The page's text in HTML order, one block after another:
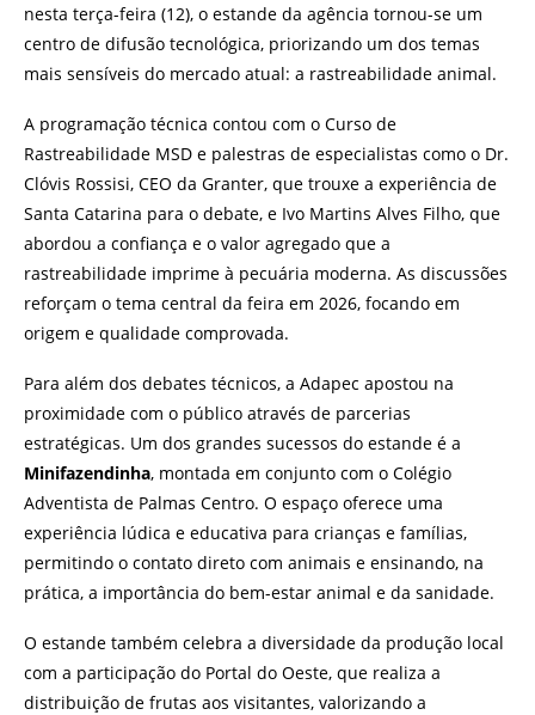
nesta terça-feira (12), o estande da agência tornou-se um
centro de difusão tecnológica, priorizando um dos temas
mais sensíveis do mercado atual: a rastreabilidade animal.
A programação técnica contou com o Curso de
Rastreabilidade MSD e palestras de especialistas como o Dr.
Clóvis Rossisi, CEO da Granter, que trouxe a experiência de
Santa Catarina para o debate, e Ivo Martins Alves Filho, que
abordou a confiança e o valor agregado que a
rastreabilidade imprime à pecuária moderna. As discussões
reforçam o tema central da feira em 2026, focando em
origem e qualidade comprovada.
Para além dos debates técnicos, a Adapec apostou na
proximidade com o público através de parcerias
estratégicas. Um dos grandes sucessos do estande é a
Minifazendinha, montada em conjunto com o Colégio
Adventista de Palmas Centro. O espaço oferece uma
experiência lúdica e educativa para crianças e famílias,
permitindo o contato direto com animais e ensinando, na
prática, a importância do bem-estar animal e da sanidade.
O estande também celebra a diversidade da produção local
com a participação do Portal do Oeste, que realiza a
distribuição de frutas aos visitantes, valorizando a